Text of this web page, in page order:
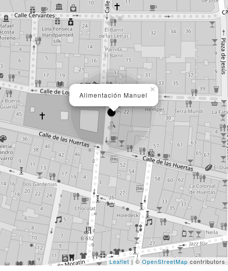
Alimentación Manuel
×
Leaflet | © OpenStreetMap contributors